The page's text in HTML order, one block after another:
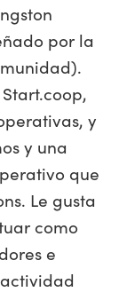
por la
y
y una
que
Le gusta
como
e